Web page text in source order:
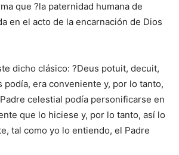
que ?la paternidad humana de
en el acto de la encarnación de Dios
dicho clásico: ?Deus potuit, decuit,
podía, era conveniente y, por lo tanto,
celestial podía personificarse en
que lo hiciese y, por lo tanto, así lo
tal como yo lo entiendo, el Padre